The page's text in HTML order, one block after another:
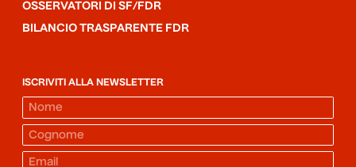
OSSERVATORI DI SF/FDR
BILANCIO TRASPARENTE FDR
ISCRIVITI ALLA NEWSLETTER